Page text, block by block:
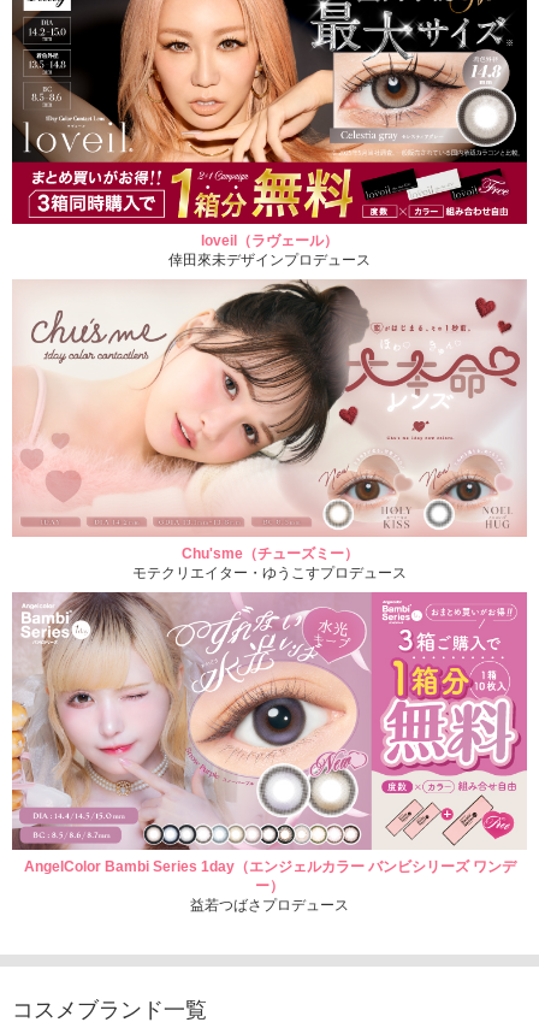
loveil（ラヴェール）
倖田來未デザインプロデュース
Chu'sme（チューズミー）
モテクリエイター・ゆうこすプロデュース
AngelColor Bambi Series 1day（エンジェルカラー バンビシリーズ ワンデ
ー）
益若つばさプロデュース
コスメブランド一覧